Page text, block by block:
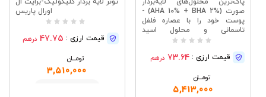
صورت (AHA 10% + BHA 2%) -
پوست خود را با عصاره فلفل
تاسمانی و محلول اسید
هیالورونیک تجدید و جوان کنید
قیمت ارزی : 73.64 درهم
تومــــــان
5,413,000
اورال پاریس
قیمت ارزی : 47.75 درهم
تومــــــان
3,510,000